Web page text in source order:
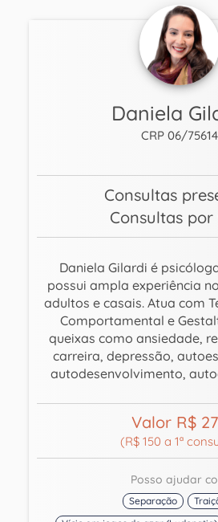
Daniela
CRP 06/75614
Consultas
Consultas por
Daniela Gilardi é
possui ampla experiência
adultos e casais. Atua com
Comportamental e
queixas como ansiedade,
carreira, depressão,
autodesenvolvimento,
Valor R$
(R$ 150 a 1ª
Posso ajudar
Separação